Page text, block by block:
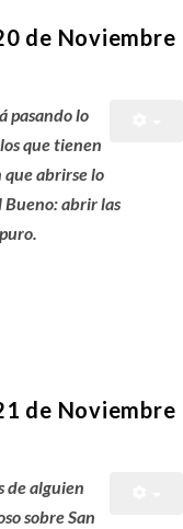
de Noviembre
pasando lo
que tienen
abrirse lo
Bueno: abrir las
de Noviembre
de alguien
sobre San